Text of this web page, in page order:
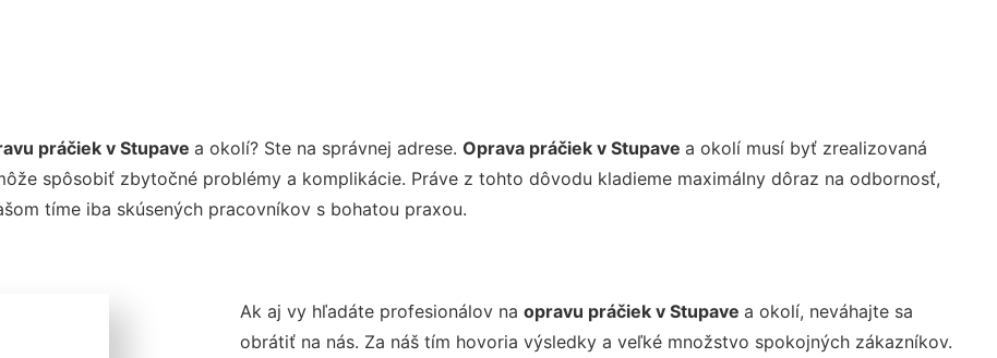
práčiek v Stupave a okolí? Ste na správnej adrese. Oprava práčiek v Stupave a okolí musí byť zrealizovaná
spôsobiť zbytočné problémy a komplikácie. Práve z tohto dôvodu kladieme maximálny dôraz na odbornosť,
tíme iba skúsených pracovníkov s bohatou praxou.
Ak aj vy hľadáte profesionálov na opravu práčiek v Stupave a okolí, neváhajte sa
obrátiť na nás. Za náš tím hovoria výsledky a veľké množstvo spokojných zákazníkov.